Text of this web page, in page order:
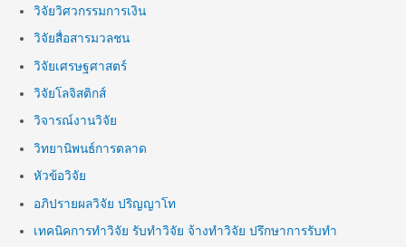
วิจัยวิศวกรรมการเงิน
วิจัยสื่อสารมวลชน
วิจัยเศรษฐศาสตร์
วิจัยโลจิสติกส์
วิจารณ์งานวิจัย
วิทยานิพนธ์การตลาด
หัวข้อวิจัย
อภิปรายผลวิจัย ปริญญาโท
เทคนิคการทำวิจัย รับทำวิจัย จ้างทำวิจัย ปรึกษาการรับทำ